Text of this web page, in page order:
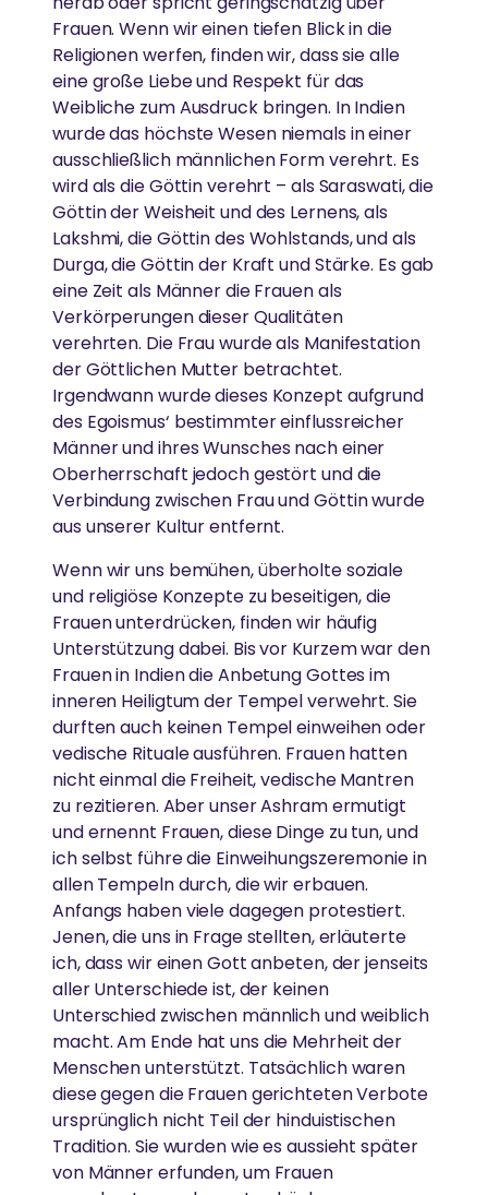
Frauen. Wenn wir einen tiefen Blick in die
Religionen werfen, finden wir, dass sie alle
eine große Liebe und Respekt für das
Weibliche zum Ausdruck bringen. In Indien
wurde das höchste Wesen niemals in einer
ausschließlich männlichen Form verehrt. Es
wird als die Göttin verehrt – als Saraswati, die
Göttin der Weisheit und des Lernens, als
Lakshmi, die Göttin des Wohlstands, und als
Durga, die Göttin der Kraft und Stärke. Es gab
eine Zeit als Männer die Frauen als
Verkörperungen dieser Qualitäten
verehrten. Die Frau wurde als Manifestation
der Göttlichen Mutter betrachtet.
Irgendwann wurde dieses Konzept aufgrund
des Egoismus‘ bestimmter einflussreicher
Männer und ihres Wunsches nach einer
Oberherrschaft jedoch gestört und die
Verbindung zwischen Frau und Göttin wurde
aus unserer Kultur entfernt.
Wenn wir uns bemühen, überholte soziale
und religiöse Konzepte zu beseitigen, die
Frauen unterdrücken, finden wir häufig
Unterstützung dabei. Bis vor Kurzem war den
Frauen in Indien die Anbetung Gottes im
inneren Heiligtum der Tempel verwehrt. Sie
durften auch keinen Tempel einweihen oder
vedische Rituale ausführen. Frauen hatten
nicht einmal die Freiheit, vedische Mantren
zu rezitieren. Aber unser Ashram ermutigt
und ernennt Frauen, diese Dinge zu tun, und
ich selbst führe die Einweihungszeremonie in
allen Tempeln durch, die wir erbauen.
Anfangs haben viele dagegen protestiert.
Jenen, die uns in Frage stellten, erläuterte
ich, dass wir einen Gott anbeten, der jenseits
aller Unterschiede ist, der keinen
Unterschied zwischen männlich und weiblich
macht. Am Ende hat uns die Mehrheit der
Menschen unterstützt. Tatsächlich waren
diese gegen die Frauen gerichteten Verbote
ursprünglich nicht Teil der hinduistischen
Tradition. Sie wurden wie es aussieht später
von Männer erfunden, um Frauen